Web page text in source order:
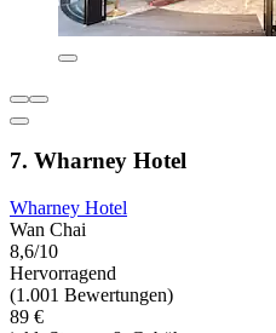
7. Wharney Hotel
Wharney Hotel
Wan Chai
8,6/10
Hervorragend
(1.001 Bewertungen)
89 €